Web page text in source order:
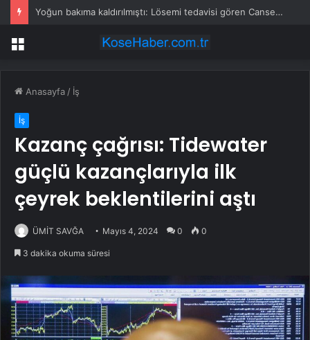
Yoğun bakıma kaldırılmıştı: Lösemi tedavisi gören Cansever’den duygulandıran mesaj
Menü
Anasayfa / İş
İş
Kazanç çağrısı: Tidewater
güçlü kazançlarıyla ilk
çeyrek beklentilerini aştı
ÜMİT SAVĞA Mayıs 4, 2024 0 0
3 dakika okuma süresi